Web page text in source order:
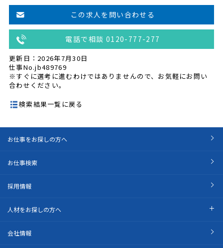
この求人を問い合わせる
電話で相談 0120-777-277
更新日：2026年7月30日
仕事No.jb489769
※すぐに選考に進むわけではありませんので、お気軽にお問い
合わせください。
検索結果一覧に戻る
お仕事をお探しの方へ
お仕事検索
採用情報
人材をお探しの方へ
会社情報